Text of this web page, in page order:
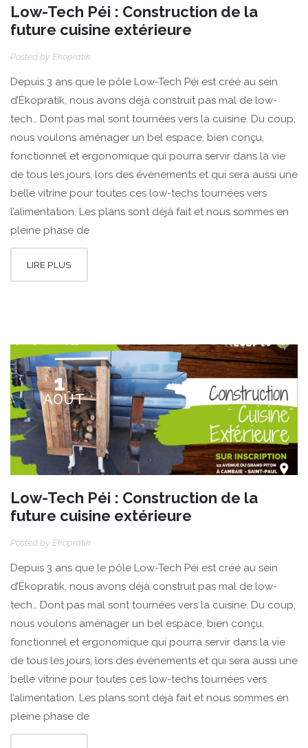
Low-Tech Péi : Construction de la
future cuisine extérieure
Posted by Ekopratik
Depuis 3 ans que le pôle Low-Tech Péi est créé au sein
d’Ékopratik, nous avons déjà construit pas mal de low-
tech… Dont pas mal sont tournées vers la cuisine. Du coup,
nous voulons aménager un bel espace, bien conçu,
fonctionnel et ergonomique qui pourra servir dans la vie
de tous les jours, lors des évènements et qui sera aussi une
belle vitrine pour toutes ces low-techs tournées vers
l’alimentation. Les plans sont déjà fait et nous sommes en
pleine phase de
LIRE PLUS
1
AOÛT
Low-Tech Péi : Construction de la
future cuisine extérieure
Posted by Ekopratik
Depuis 3 ans que le pôle Low-Tech Péi est créé au sein
d’Ékopratik, nous avons déjà construit pas mal de low-
tech… Dont pas mal sont tournées vers la cuisine. Du coup,
nous voulons aménager un bel espace, bien conçu,
fonctionnel et ergonomique qui pourra servir dans la vie
de tous les jours, lors des évènements et qui sera aussi une
belle vitrine pour toutes ces low-techs tournées vers
l’alimentation. Les plans sont déjà fait et nous sommes en
pleine phase de